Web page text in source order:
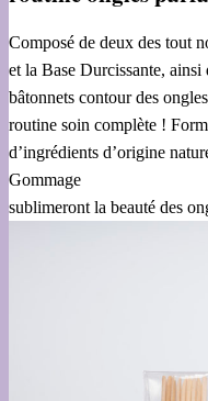
Composé de deux des tout
et la Base Durcissante,
bâtonnets contour des
routine soin complète !
d’ingrédients d’origine
Gommage
sublimeront la beauté des